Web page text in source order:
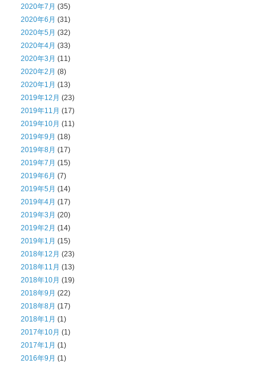
2020年7月 (35)
2020年6月 (31)
2020年5月 (32)
2020年4月 (33)
2020年3月 (11)
2020年2月 (8)
2020年1月 (13)
2019年12月 (23)
2019年11月 (17)
2019年10月 (11)
2019年9月 (18)
2019年8月 (17)
2019年7月 (15)
2019年6月 (7)
2019年5月 (14)
2019年4月 (17)
2019年3月 (20)
2019年2月 (14)
2019年1月 (15)
2018年12月 (23)
2018年11月 (13)
2018年10月 (19)
2018年9月 (22)
2018年8月 (17)
2018年1月 (1)
2017年10月 (1)
2017年1月 (1)
2016年9月 (1)